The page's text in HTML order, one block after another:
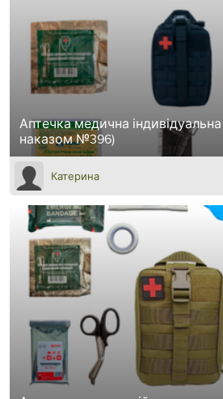
Аптечка медична
наказом №396)
Катерина